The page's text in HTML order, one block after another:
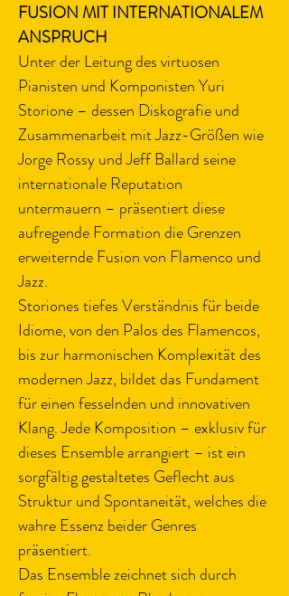
FUSION MIT INTERNATIONALEM
ANSPRUCH
Unter der Leitung des virtuosen
Pianisten und Komponisten Yuri
Storione – dessen Diskografie und
Zusammenarbeit mit Jazz-Größen wie
Jorge Rossy und Jeff Ballard seine
internationale Reputation
untermauern – präsentiert diese
aufregende Formation die Grenzen
erweiternde Fusion von Flamenco und
Jazz.
Storiones tiefes Verständnis für beide
Idiome, von den Palos des Flamencos,
bis zur harmonischen Komplexität des
modernen Jazz, bildet das Fundament
für einen fesselnden und innovativen
Klang. Jede Komposition – exklusiv für
dieses Ensemble arrangiert – ist ein
sorgfältig gestaltetes Geflecht aus
Struktur und Spontaneität, welches die
wahre Essenz beider Genres
präsentiert.
Das Ensemble zeichnet sich durch